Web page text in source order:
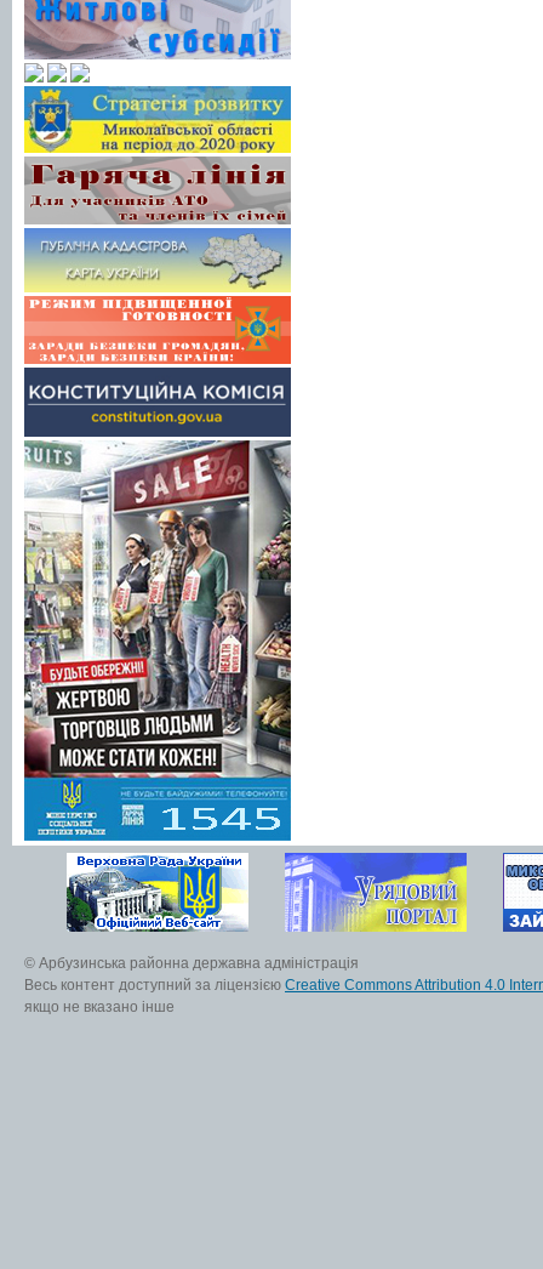
© Арбузинська районна державна адміністрація
Весь контент доступний за ліцензією Creative Commons Attribution 4.0
якщо не вказано інше